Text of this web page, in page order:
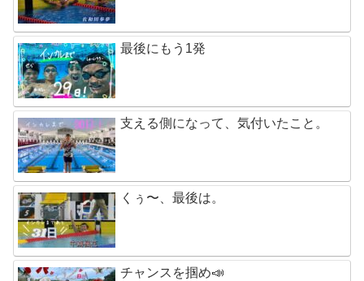
最後にもう1発
支える側になって、気付いたこと。
くぅ〜、最後は。
チャンスを掴め📣